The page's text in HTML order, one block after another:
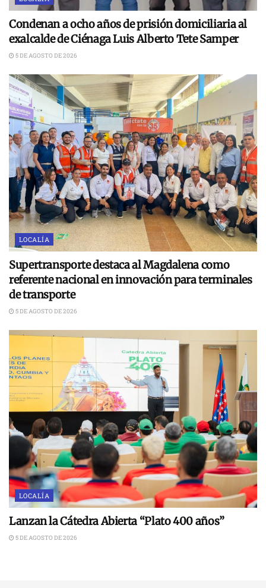
Condenan a ocho años de prisión domiciliaria al
exalcalde de Ciénaga Luis Alberto Tete Samper
5 DE AGOSTO DE 2026
LOCALÍA
Supertransporte destaca al Magdalena como
referente nacional en innovación para terminales
de transporte
5 DE AGOSTO DE 2026
LOCALÍA
Lanzan la Cátedra Abierta “Plato 400 años”
5 DE AGOSTO DE 2026